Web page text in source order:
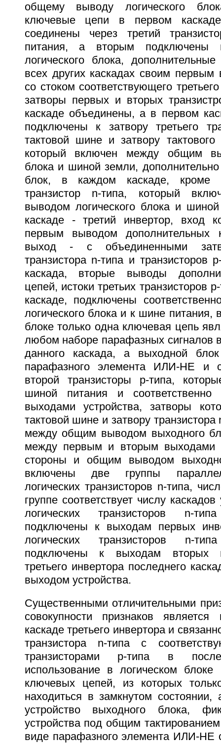
общему выводу логического
ключевые цепи в первом
соединены через третий
питания, а вторым
логического блока,
всех других каскадах своим
со стоком соответствующего
затворы первых и вторых
каскаде объединены, а в первом
подключены к затвору третьего
тактовой шине и затвору тактового
который включен между общим
блока и шиной земли,
блок, в каждом каскаде, кроме
транзистор n-типа, который
выводом логического блока и
каскаде - третий инвертор, вход
первым выводом дополнительных
выход - с объединенными
транзистора n-типа и транзисторов
каскада, вторые выводы
цепей, истоки третьих транзисторов
каскаде, подключены
логического блока и к шине питания,
блоке только одна ключевая цепь
любом наборе парафазных сигналов
данного каскада, а выходной
парафазного элемента ИЛИ-НЕ и
второй транзисторы p-типа,
шиной питания и
выходами устройства, затворы
тактовой шине и затвору
между общим выводом выходного
между первым и вторым выходами
стороны и общим выводом
включены две группы
логических транзисторов n-типа,
группе соответствует числу
логических транзисторов n-
подключены к выходам первых
логических транзисторов n-
подключены к выходам вторых
третьего инвертора последнего
выходом устройства.
Существенными отличительными
совокупности признаков
каскаде третьего инвертора и
транзистора n-типа с
транзисторами p-типа в
использование в логическом блоке
ключевых цепей, из которых
находиться в замкнутом
устройство выходного блока,
устройства под общим
виде парафазного элемента ИЛИ-НЕ